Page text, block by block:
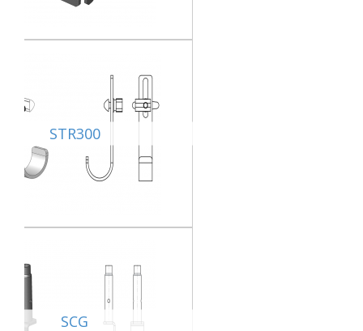
STR300
SCG